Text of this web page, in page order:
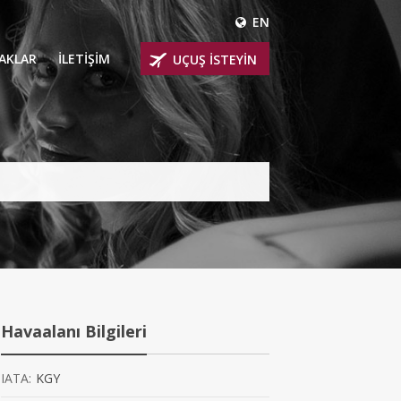
EN
UÇAKLAR
UÇAKLAR
İLETİŞİM UÇUŞ İSTEYİN
Havaalanı Bilgileri
IATA: KGY